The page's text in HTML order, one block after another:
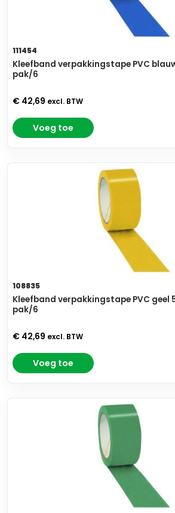
111454
Kleefband verpakkingstape PVC
pak/6
€ 42,69 excl. BTW
Voeg toe
108835
Kleefband verpakkingstape PVC geel
pak/6
€ 42,69 excl. BTW
Voeg toe